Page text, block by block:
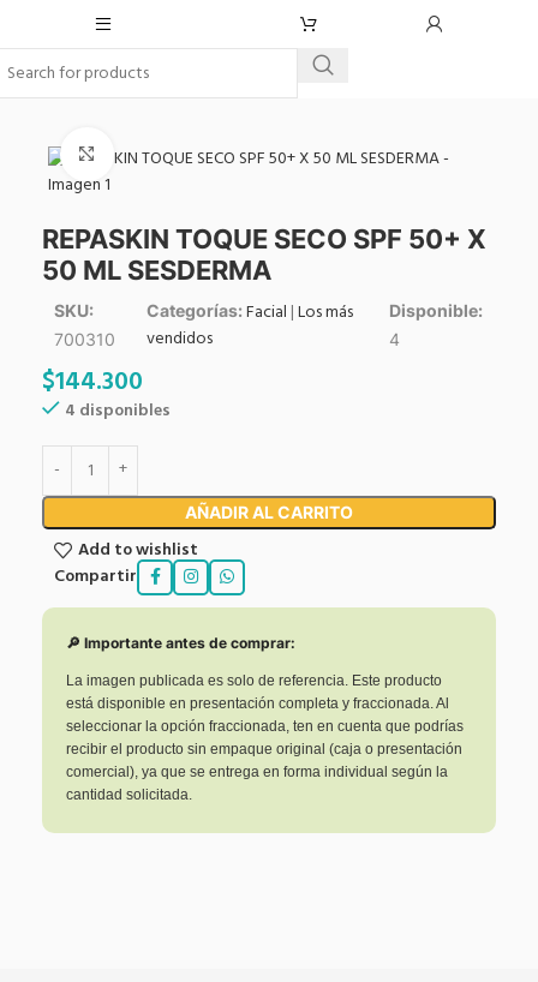
Click to enlarge
REPASKIN TOQUE SECO SPF 50+ X
50 ML SESDERMA
SKU:
700310
Categorías:Facial |Los más
vendidos
Disponible:
4
$144.300
4 disponibles
AÑADIR AL CARRITO
Add to wishlist
Compartir
🔎 Importante antes de comprar:
La imagen publicada es solo de referencia. Este producto
está disponible en presentación completa y fraccionada. Al
seleccionar la opción fraccionada, ten en cuenta que podrías
recibir el producto sin empaque original (caja o presentación
comercial), ya que se entrega en forma individual según la
cantidad solicitada.